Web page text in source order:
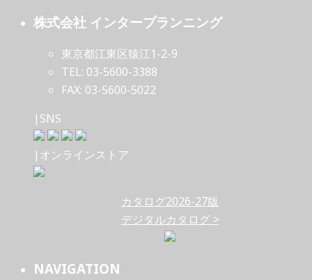
株式会社 インタープランニング
東京都江東区猿江1-2-9
TEL: 03-5600-3388
FAX: 03-5600-5022
|SNS
|オンラインストア
カタログ2026-27版
デジタルカタログ >
NAVIGATION